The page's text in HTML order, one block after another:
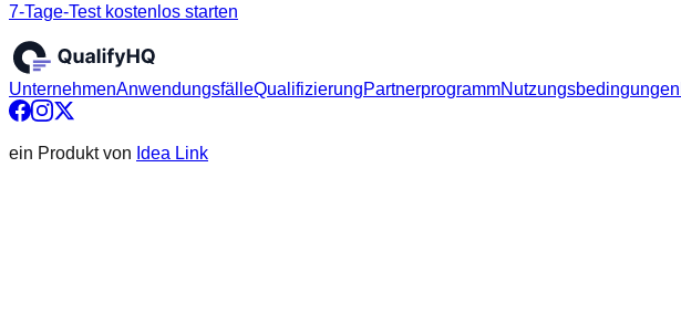
7-Tage-Test kostenlos starten
UnternehmenAnwendungsfälleQualifizierungPartnerprogrammNutzungsbedingungen
ein Produkt von Idea Link